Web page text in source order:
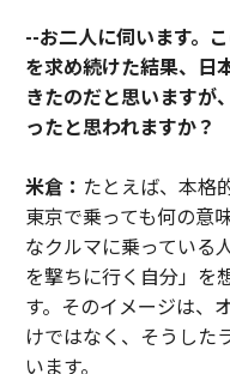
--お二人に伺います。
を求め続けた結果、日
きたのだと思いますが
ったと思われますか？
米倉： たとえば、本格
東京で乗っても何の意
なクルマに乗っている
を撃ちに行く自分」を
す。そのイメージは、
けではなく、そうした
います。